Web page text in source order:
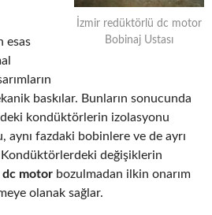
İzmir redüktörlü dc motor
Bobinaj Ustası
esas
baskılar. Bunların sonucunda
kondüktörlerin izolasyonu
aynı fazdaki bobinlere ve de ayrı
değişiklerin
motor bozulmadan ilkin onarım
olanak sağlar.